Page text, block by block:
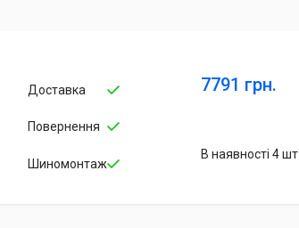
Доставка
Повернення
Шиномонтаж
7791 грн.
В наявності 4 шт